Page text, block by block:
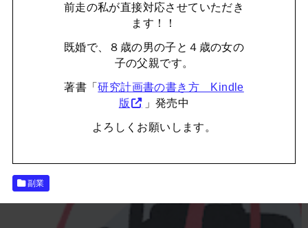
前走の私が直接対応させていただき
ます！！
既婚で、８歳の男の子と４歳の女の
子の父親です。
著書「研究計画書の書き方 Kindle
版
」発売中
よろしくお願いします。
副業